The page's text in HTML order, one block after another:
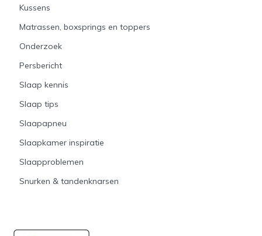
Kussens
Matrassen, boxsprings en toppers
Onderzoek
Persbericht
Slaap kennis
Slaap tips
Slaapapneu
Slaapkamer inspiratie
Slaapproblemen
Snurken & tandenknarsen